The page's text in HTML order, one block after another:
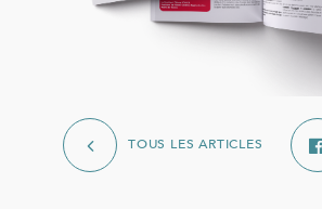
TOUS LES ARTICLES